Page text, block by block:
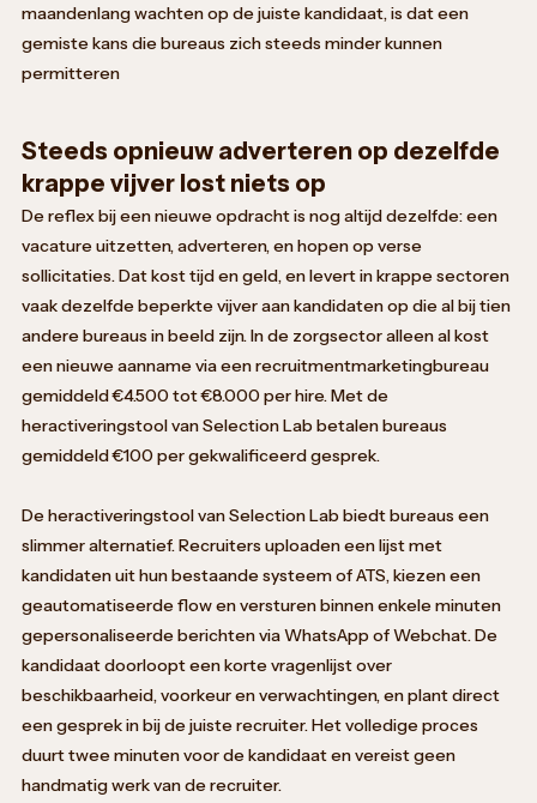
maandenlang wachten op de juiste kandidaat, is dat een
gemiste kans die bureaus zich steeds minder kunnen
permitteren
Steeds opnieuw adverteren op dezelfde
krappe vijver lost niets op
De reflex bij een nieuwe opdracht is nog altijd dezelfde: een
vacature uitzetten, adverteren, en hopen op verse
sollicitaties. Dat kost tijd en geld, en levert in krappe sectoren
vaak dezelfde beperkte vijver aan kandidaten op die al bij tien
andere bureaus in beeld zijn. In de zorgsector alleen al kost
een nieuwe aanname via een recruitmentmarketingbureau
gemiddeld €4.500 tot €8.000 per hire. Met de
heractiveringstool van Selection Lab betalen bureaus
gemiddeld €100 per gekwalificeerd gesprek.
De heractiveringstool van Selection Lab biedt bureaus een
slimmer alternatief. Recruiters uploaden een lijst met
kandidaten uit hun bestaande systeem of ATS, kiezen een
geautomatiseerde flow en versturen binnen enkele minuten
gepersonaliseerde berichten via WhatsApp of Webchat. De
kandidaat doorloopt een korte vragenlijst over
beschikbaarheid, voorkeur en verwachtingen, en plant direct
een gesprek in bij de juiste recruiter. Het volledige proces
duurt twee minuten voor de kandidaat en vereist geen
handmatig werk van de recruiter.